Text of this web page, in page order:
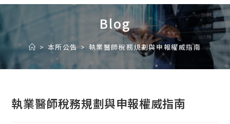
Blog
> 本所公告 > 執業醫師稅務規劃與申報權威指南
執業醫師稅務規劃與申報權威指南